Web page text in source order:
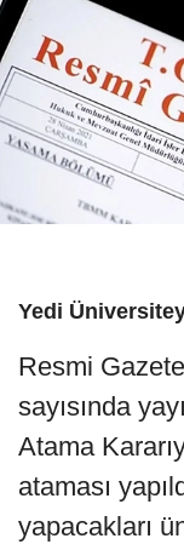
Yedi
Resmi
sayısında
Atama
ataması
yapacakları